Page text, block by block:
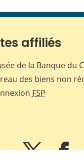
affiliés
de la Banque du
des biens non
FSP